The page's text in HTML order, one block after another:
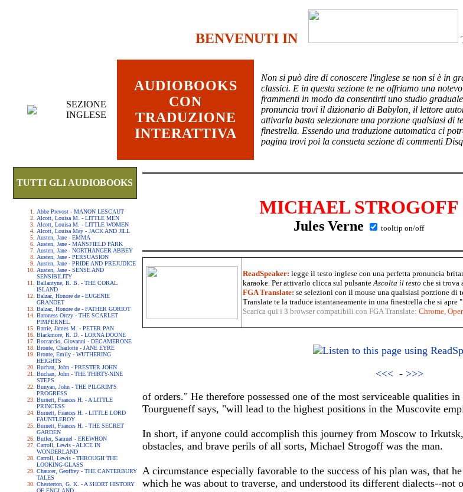
BENVENUTI IN
SEZIONE
INGLESE
AUDIOBOOKS
CON
TRADUZIONE
INTERATTIVA
Non si può dire di conoscere l'inglese se non si è in
classici. E in questa sezione te ne offriamo una
frammenti in modo da consentirti uno studio
pronuncia trovi il dizionario di Babylon, il lettore
attivarla basta selezionare una porzione qualsiasi di
finestrella. Essendo una traduzione automatica ci
pagina trovi poi la consueta sezione di commenti
TUTTI GLI AUDIOBOOKS
Abbe Prevost - MANON LESCAUT
Alcott, Louisa M. - LITTLE MEN
Alcott, Louisa M. - LITTLE WOMEN
Alcott, Louisa May - JACK AND JILL
Austen, Jane - EMMA
Austen, Jane - MANSFIELD PARK
Austen, Jane - NORTHANGER ABBEY
Austen, Jane - PERSUASION
Austen, Jane - PRIDE AND PREJUDICE
Austen, Jane - SENSE AND
SENSIBILITY
Ballantyne, R. B. - THE CORAL
ISLAND
Balzac, Honore de - EUGENIE
GRANDET
Balzac, Honore de - FATHER GORIOT
Baroness Orczy - THE SCARLET
PIMPERNEL
Barrie, James M. - PETER PAN
Blackmore, R. D. - LORNA DOONE
Boccaccio, Giovanni - DECAMERONE
Bronte, Charlotte - JANE EYRE
Bronte, Emily - WUTHERING
HEIGHTS
Buchan, John - PRESTER JOHN
Buchan, John - THE THIRTY-NINE
STEPS
Bunyan, John - THE PILGRIM'S
PROGRESS
Burnett, Frances H. - A LITTLE
PRINCESS
Burnett, Frances H. - LITTLE LORD
FAUNTLEROY
Burnett, Frances H. - THE SECRET
GARDEN
Butler, Samuel - EREWHON
Carroll, Lewis - ALICE IN
WONDERLAND
Carroll, Lewis - THROUGH THE
LOOKING-GLASS
Chaucer, Geoffrey - THE CANTERBURY
TALES
Chesterton, G. K. - A SHORT HISTORY
OF ENGLAND
MICHAEL STROGOFF
Jules Verne tooltip on/off
ReadSpeaker: legge il testo inglese con una perfetta pronuncia
karaoke. Per attivarlo clicca sul pulsanteAscolta il testo che si trova
FGA Translate: se selezioni con il mouse una qualsiasi porzione di
Translate te la traduce istantaneamente in una finestrella che si apre
Scarica qui i 3 browser compatibili con FGA Translate: Chrome,
<<< - >>>
of orders." He therefore possessed one of the most serviceable qualities
Tourgueneff says, "will lead to the highest positions in the Muscovite
In short, if anyone could accomplish this journey from Moscow to
obstacles, and brave perils of all sorts, Michael Strogoff was the man.
A circumstance especially favorable to the success of his plan was, that
which he was about to traverse, and understood its different dialects--